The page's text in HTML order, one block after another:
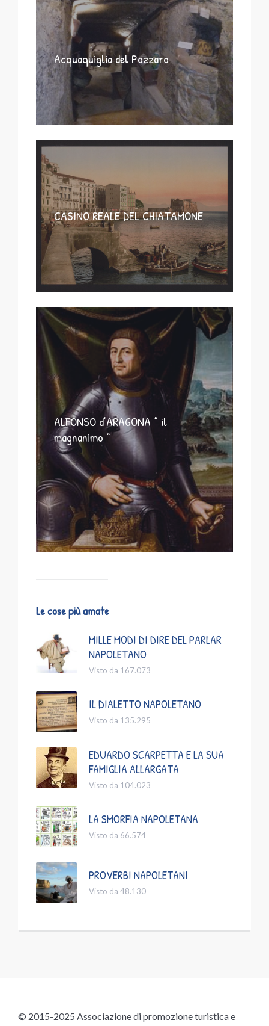
Acquaquiglia del Pozzaro
CASINO REALE DEL CHIATAMONE
ALFONSO d’ARAGONA ” il
magnanimo “
Le cose più amate
MILLE MODI DI DIRE DEL PARLAR
NAPOLETANO
Visto da 167.073
IL DIALETTO NAPOLETANO
Visto da 135.295
EDUARDO SCARPETTA E LA SUA
FAMIGLIA ALLARGATA
Visto da 104.023
LA SMORFIA NAPOLETANA
Visto da 66.574
PROVERBI NAPOLETANI
Visto da 48.130
© 2015-2025 Associazione di promozione turistica e